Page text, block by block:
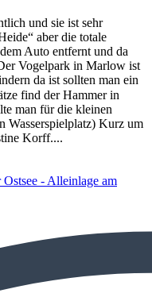
und sie ist sehr
aber die totale
Auto entfernt und da
Vogelpark in Marlow ist
da ist sollten man ein
find der Hammer in
man für die kleinen
Wasserspielplatz) Kurz um
Korff....
- Alleinlage am